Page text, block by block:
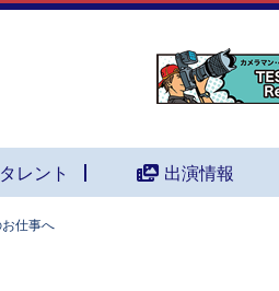
レント 出演情報
仕事へ